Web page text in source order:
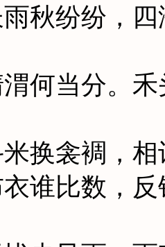
纷纷，四
当分。禾
衾裯，相
比数，反